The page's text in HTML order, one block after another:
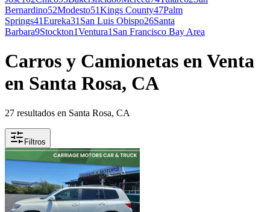
Bernardino52Modesto51Kings County47Palm
Springs41Eureka31 San Luis Obispo26Santa
Barbara9Stockton1Ventura1 San Francisco Bay Area
Carros y Camionetas en Venta
en Santa Rosa, CA
27 resultados en Santa Rosa, CA
Filtros